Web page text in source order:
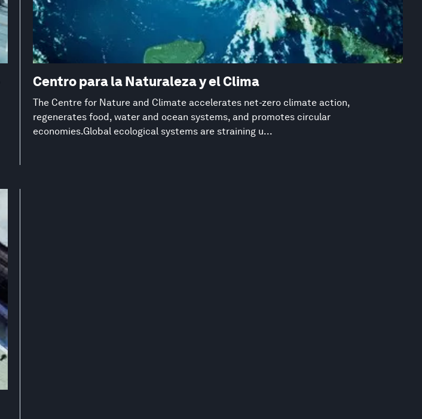
Centro para la Naturaleza y el Clima
The Centre for Nature and Climate accelerates net-zero climate action,
regenerates food, water and ocean systems, and promotes circular
economies.Global ecological systems are straining u...